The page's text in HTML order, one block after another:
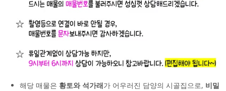
해당 매물은 황토와 석가래가 어우러진 담양의 시골집으로, 비밀